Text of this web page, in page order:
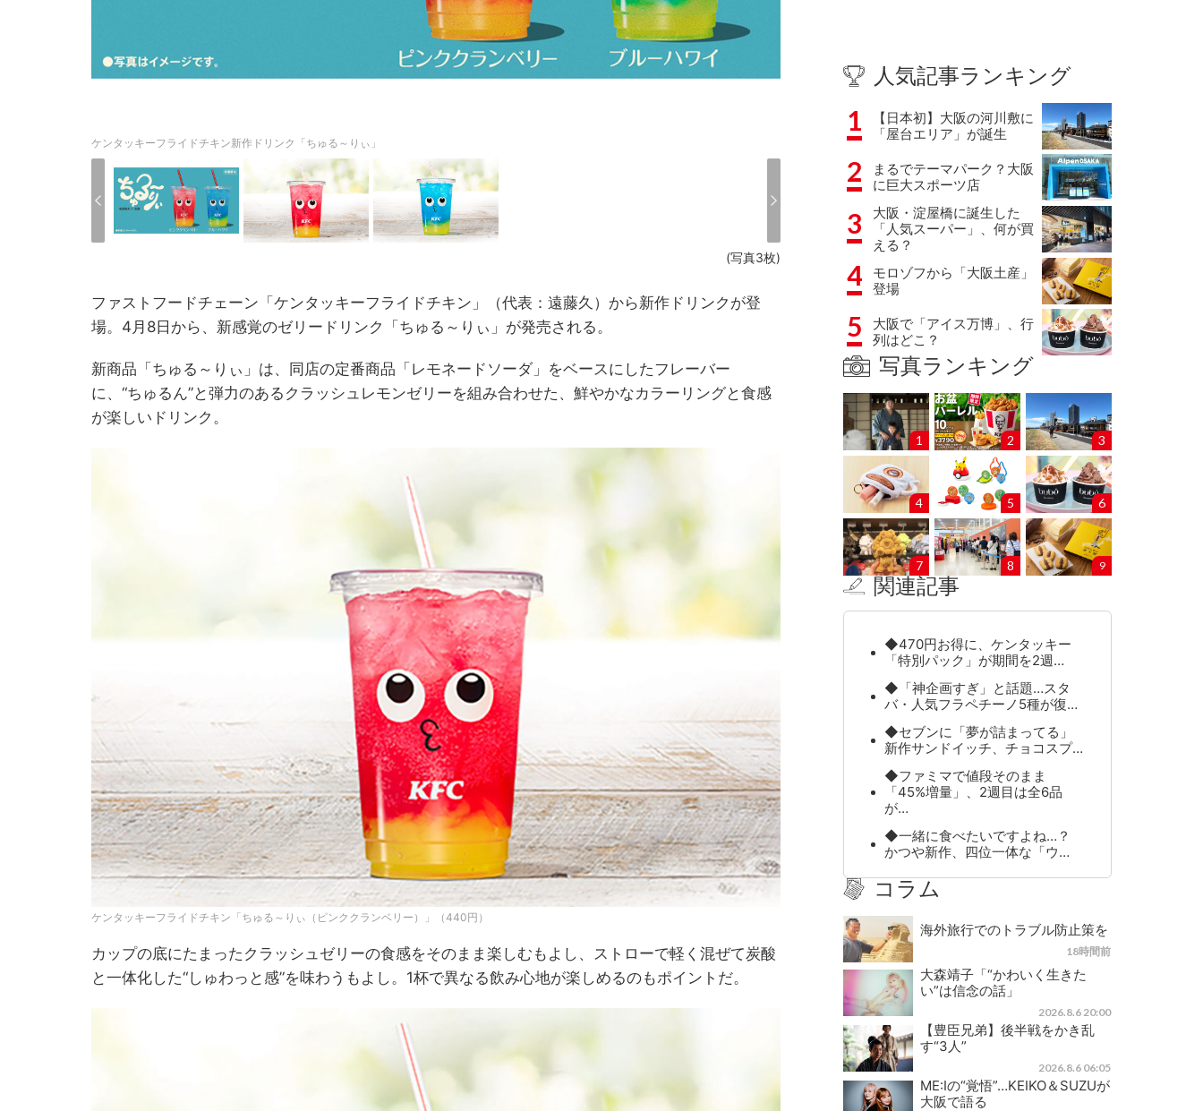
ケンタッキーフライドチキン新作ドリンク「ちゅる～りぃ」
(写真3枚)
ファストフードチェーン「ケンタッキーフライドチキン」（代表：遠藤久）から新作ドリンクが登
場。4月8日から、新感覚のゼリードリンク「ちゅる～りぃ」が発売される。
新商品「ちゅる～りぃ」は、同店の定番商品「レモネードソーダ」をベースにしたフレーバー
に、“ちゅるん”と弾力のあるクラッシュレモンゼリーを組み合わせた、鮮やかなカラーリングと食感
が楽しいドリンク。
ケンタッキーフライドチキン「ちゅる～りぃ（ピンククランベリー）」（440円）
カップの底にたまったクラッシュゼリーの食感をそのまま楽しむもよし、ストローで軽く混ぜて炭酸
と一体化した“しゅわっと感”を味わうもよし。1杯で異なる飲み心地が楽しめるのもポイントだ。
人気記事ランキング
1
【日本初】大阪の河川敷に
「屋台エリア」が誕生
2
まるでテーマパーク？大阪
に巨大スポーツ店
3
大阪・淀屋橋に誕生した
「人気スーパー」、何が買
える？
4
モロゾフから「大阪土産」
登場
5
大阪で「アイス万博」、行
列はどこ？
写真ランキング
1 2 3
4 5 6
7 8 9
関連記事
◆470円お得に、ケンタッキー
「特別パック」が期間を2週…
◆「神企画すぎ」と話題…スタ
バ・人気フラペチーノ5種が復…
◆セブンに「夢が詰まってる」
新作サンドイッチ、チョコスプ…
◆ファミマで値段そのまま
「45%増量」、2週目は全6品
が…
◆一緒に食べたいですよね…？
かつや新作、四位一体な「ウ…
コラム
海外旅行でのトラブル防止策を
18時間前
大森靖子「“かわいく生きた
い”は信念の話」
2026.8.6 20:00
【豊臣兄弟】後半戦をかき乱
す“3人”
2026.8.6 06:05
ME:Iの“覚悟”…KEIKO＆SUZUが
大阪で語る